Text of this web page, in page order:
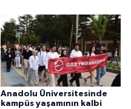
Anadolu Üniversitesinde
kampüs yaşamının kalbi